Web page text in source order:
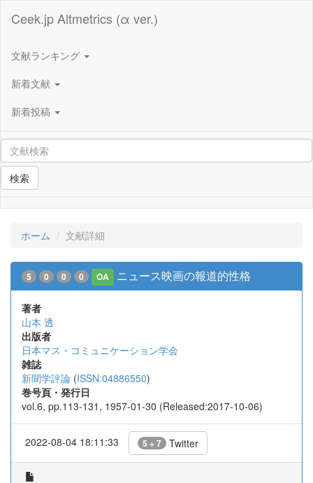
Ceek.jp Altmetrics (α ver.)
文献ランキング
新着文献
新着投稿
検索
ホーム 文献詳細
5 0 0 0 OA ニュース映画の報道的性格
著者
山本 透
出版者
日本マス・コミュニケーション学会
雑誌
新聞学評論 (ISSN:04886550)
巻号頁・発行日
vol.6, pp.113-131, 1957-01-30 (Released:2017-10-06)
2022-08-04 18:11:33 5 + 7 Twitter